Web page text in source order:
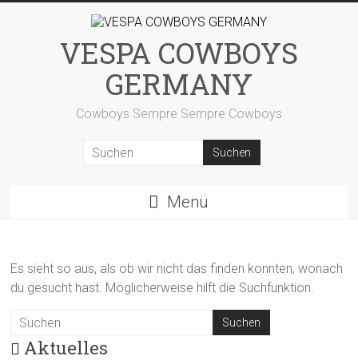
VESPA COWBOYS
GERMANY
Cowboys Sempre Sempre Cowboys
Menü
Es sieht so aus, als ob wir nicht das finden konnten, wonach
du gesucht hast. Möglicherweise hilft die Suchfunktion.
Aktuelles